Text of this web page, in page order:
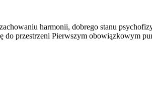
harmonii, dobrego stanu
do przestrzeni Pierwszym obowiązkowym